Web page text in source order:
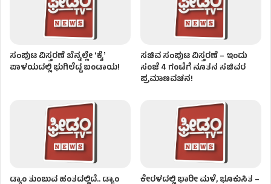
ಸಂಪುಟ ವಿಸ್ತರಣೆ ಬೆನ್ನಲ್ಲೇ ʻಕೈʼ
ಪಾಳಯದಲ್ಲಿ ಭುಗಿಲೆದ್ದ ಬಂಡಾಯ!
ಸಚಿವ ಸಂಪುಟ ವಿಸ್ತರಣೆ – ಇಂದು
ಸಂಜೆ 4 ಗಂಟೆಗೆ ನೂತನ ಸಚಿವರ
ಪ್ರಮಾಣವಚನ!
ಡ್ಯಾಂ ತುಂಬುವ ಹಂತದಲ್ಲಿದೆ.. ಡ್ಯಾಂ ಕೇರಳದಲ್ಲಿ ಭಾರೀ ಮಳೆ, ಭೂಕುಸಿತ –